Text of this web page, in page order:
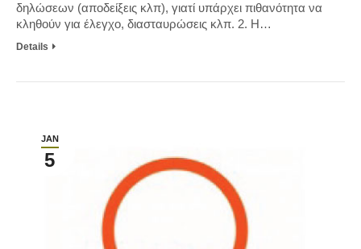
δηλώσεων (αποδείξεις κλπ), γιατί υπάρχει πιθανότητα να
κληθούν για έλεγχο, διασταυρώσεις κλπ. 2. Η…
Details
JAN
5